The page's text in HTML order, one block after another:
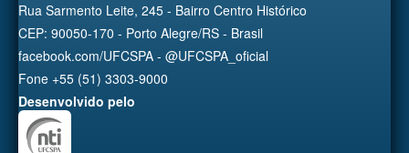
Rua Sarmento Leite, 245 - Bairro Centro Histórico
CEP: 90050-170 - Porto Alegre/RS - Brasil
facebook.com/UFCSPA - @UFCSPA_oficial
Fone +55 (51) 3303-9000
Desenvolvido pelo